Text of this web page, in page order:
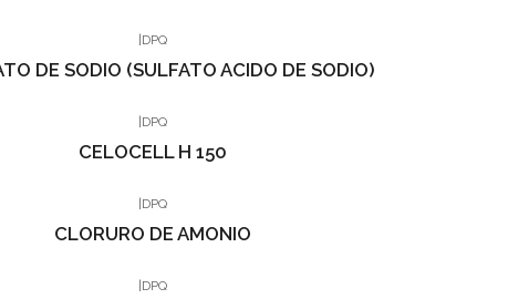
|DPQ
DE SODIO (SULFATO ACIDO DE SODIO)
DPQ
CELOCELL H 150
DPQ
CLORURO DE AMONIO
DPQ